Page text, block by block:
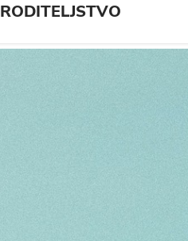
RODITELJSTVO